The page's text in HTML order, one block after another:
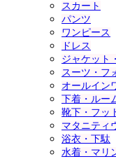
スカート
パンツ
ワンピース
ドレス
ジャケット
スーツ・フ
オールイン
下着・ルー
靴下・フッ
マタニティ
浴衣・下駄
水着・マリ